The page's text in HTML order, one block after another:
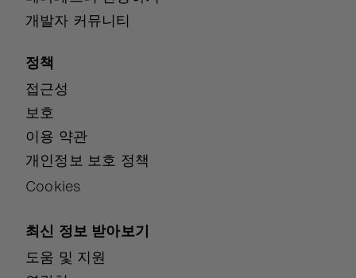
개발자 커뮤니티
정책
접근성
보호
이용 약관
개인정보 보호 정책
Cookies
최신 정보 받아보기
도움 및 지원